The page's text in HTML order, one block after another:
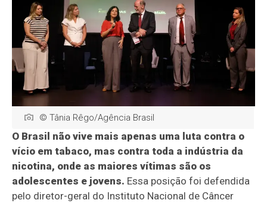
© Tânia Rêgo/Agência Brasil
O Brasil não vive mais apenas uma luta contra o
vício em tabaco, mas contra toda a indústria da
nicotina, onde as maiores vítimas são os
adolescentes e jovens. Essa posição foi defendida
pelo diretor-geral do Instituto Nacional de Câncer